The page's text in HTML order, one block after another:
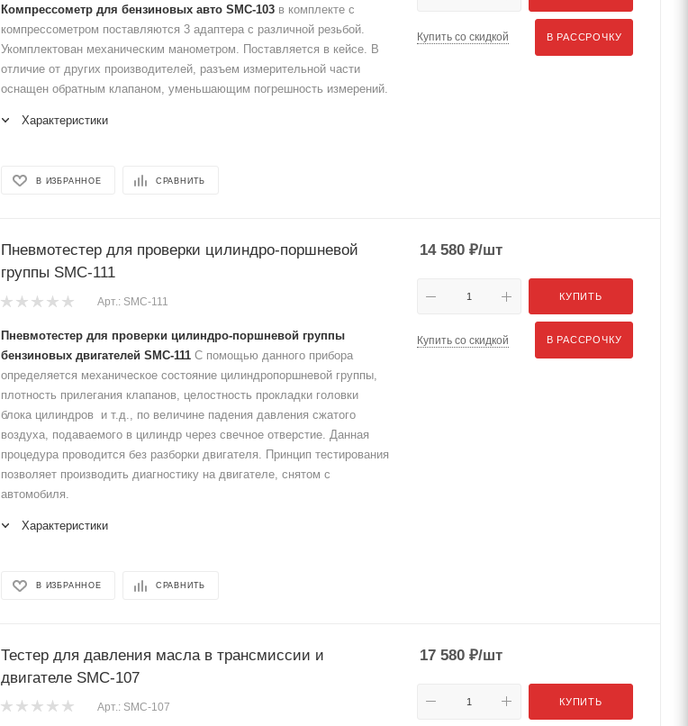
Компрессометр для бензиновых авто SMC-103 в комплекте с
компрессометром поставляются 3 адаптера с различной резьбой.
Укомплектован механическим манометром. Поставляется в кейсе. В
отличие от других производителей, разъем измерительной части
оснащен обратным клапаном, уменьшающим погрешность измерений.
Характеристики
В ИЗБРАННОЕ СРАВНИТЬ
Купить со скидкой В РАССРОЧКУ
Пневмотестер для проверки цилиндро-поршневой
группы SMC-111
Арт.: SMC-111
Пневмотестер для проверки цилиндро-поршневой группы
бензиновых двигателей SMC-111 С помощью данного прибора
определяется механическое состояние цилиндропоршневой группы,
плотность прилегания клапанов, целостность прокладки головки
блока цилиндров и т.д., по величине падения давления сжатого
воздуха, подаваемого в цилиндр через свечное отверстие. Данная
процедура проводится без разборки двигателя. Принцип тестирования
позволяет производить диагностику на двигателе, снятом с
автомобиля.
Характеристики
В ИЗБРАННОЕ СРАВНИТЬ
14 580 ₽/шт
КУПИТЬ
Купить со скидкой В РАССРОЧКУ
Тестер для давления масла в трансмиссии и
двигателе SMC-107
Арт.: SMC-107
17 580 ₽/шт
КУПИТЬ